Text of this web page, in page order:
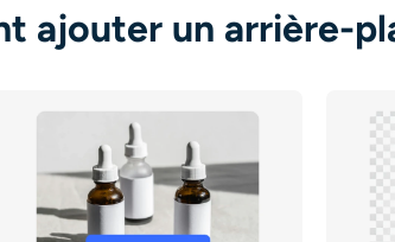
ajouter un arrière-